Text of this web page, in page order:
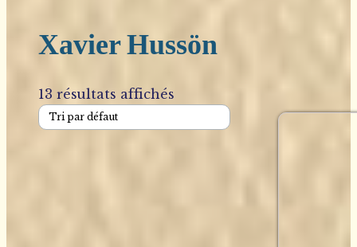
Xavier Hussön
13 résultats affichés